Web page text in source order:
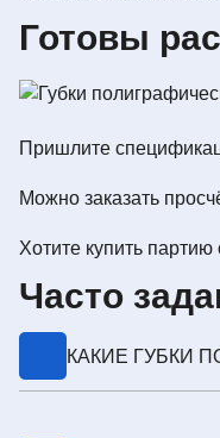
Готовы
Пришлите
Можно заказать
Хотите купить
Часто
КАКИЕ ГУБКИ